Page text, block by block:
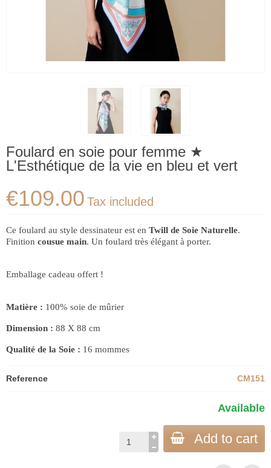
Foulard en soie pour femme ★
L'Esthétique de la vie en bleu et vert
€109.00 Tax included
Ce foulard au style dessinateur est en Twill de Soie Naturelle.
Finition cousue main. Un foulard très élégant à porter.
Emballage cadeau offert !
Matière : 100% soie de mûrier
Dimension : 88 X 88 cm
Qualité de la Soie : 16 mommes
Reference CM151
Available
Add to cart